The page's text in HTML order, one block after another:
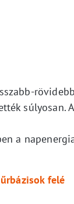
súlyosan.
a
felé